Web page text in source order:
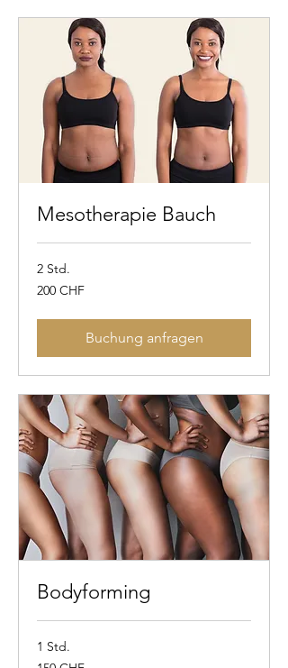
Mesotherapie Bauch
2 Std.
200
Schweizer
200 CHF
Buchung anfragen
Bodyforming
1 Std.
150